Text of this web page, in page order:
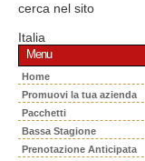
cerca nel sito
Italia
Menu
Home
Promuovi la tua azienda
Pacchetti
Bassa Stagione
Prenotazione Anticipata